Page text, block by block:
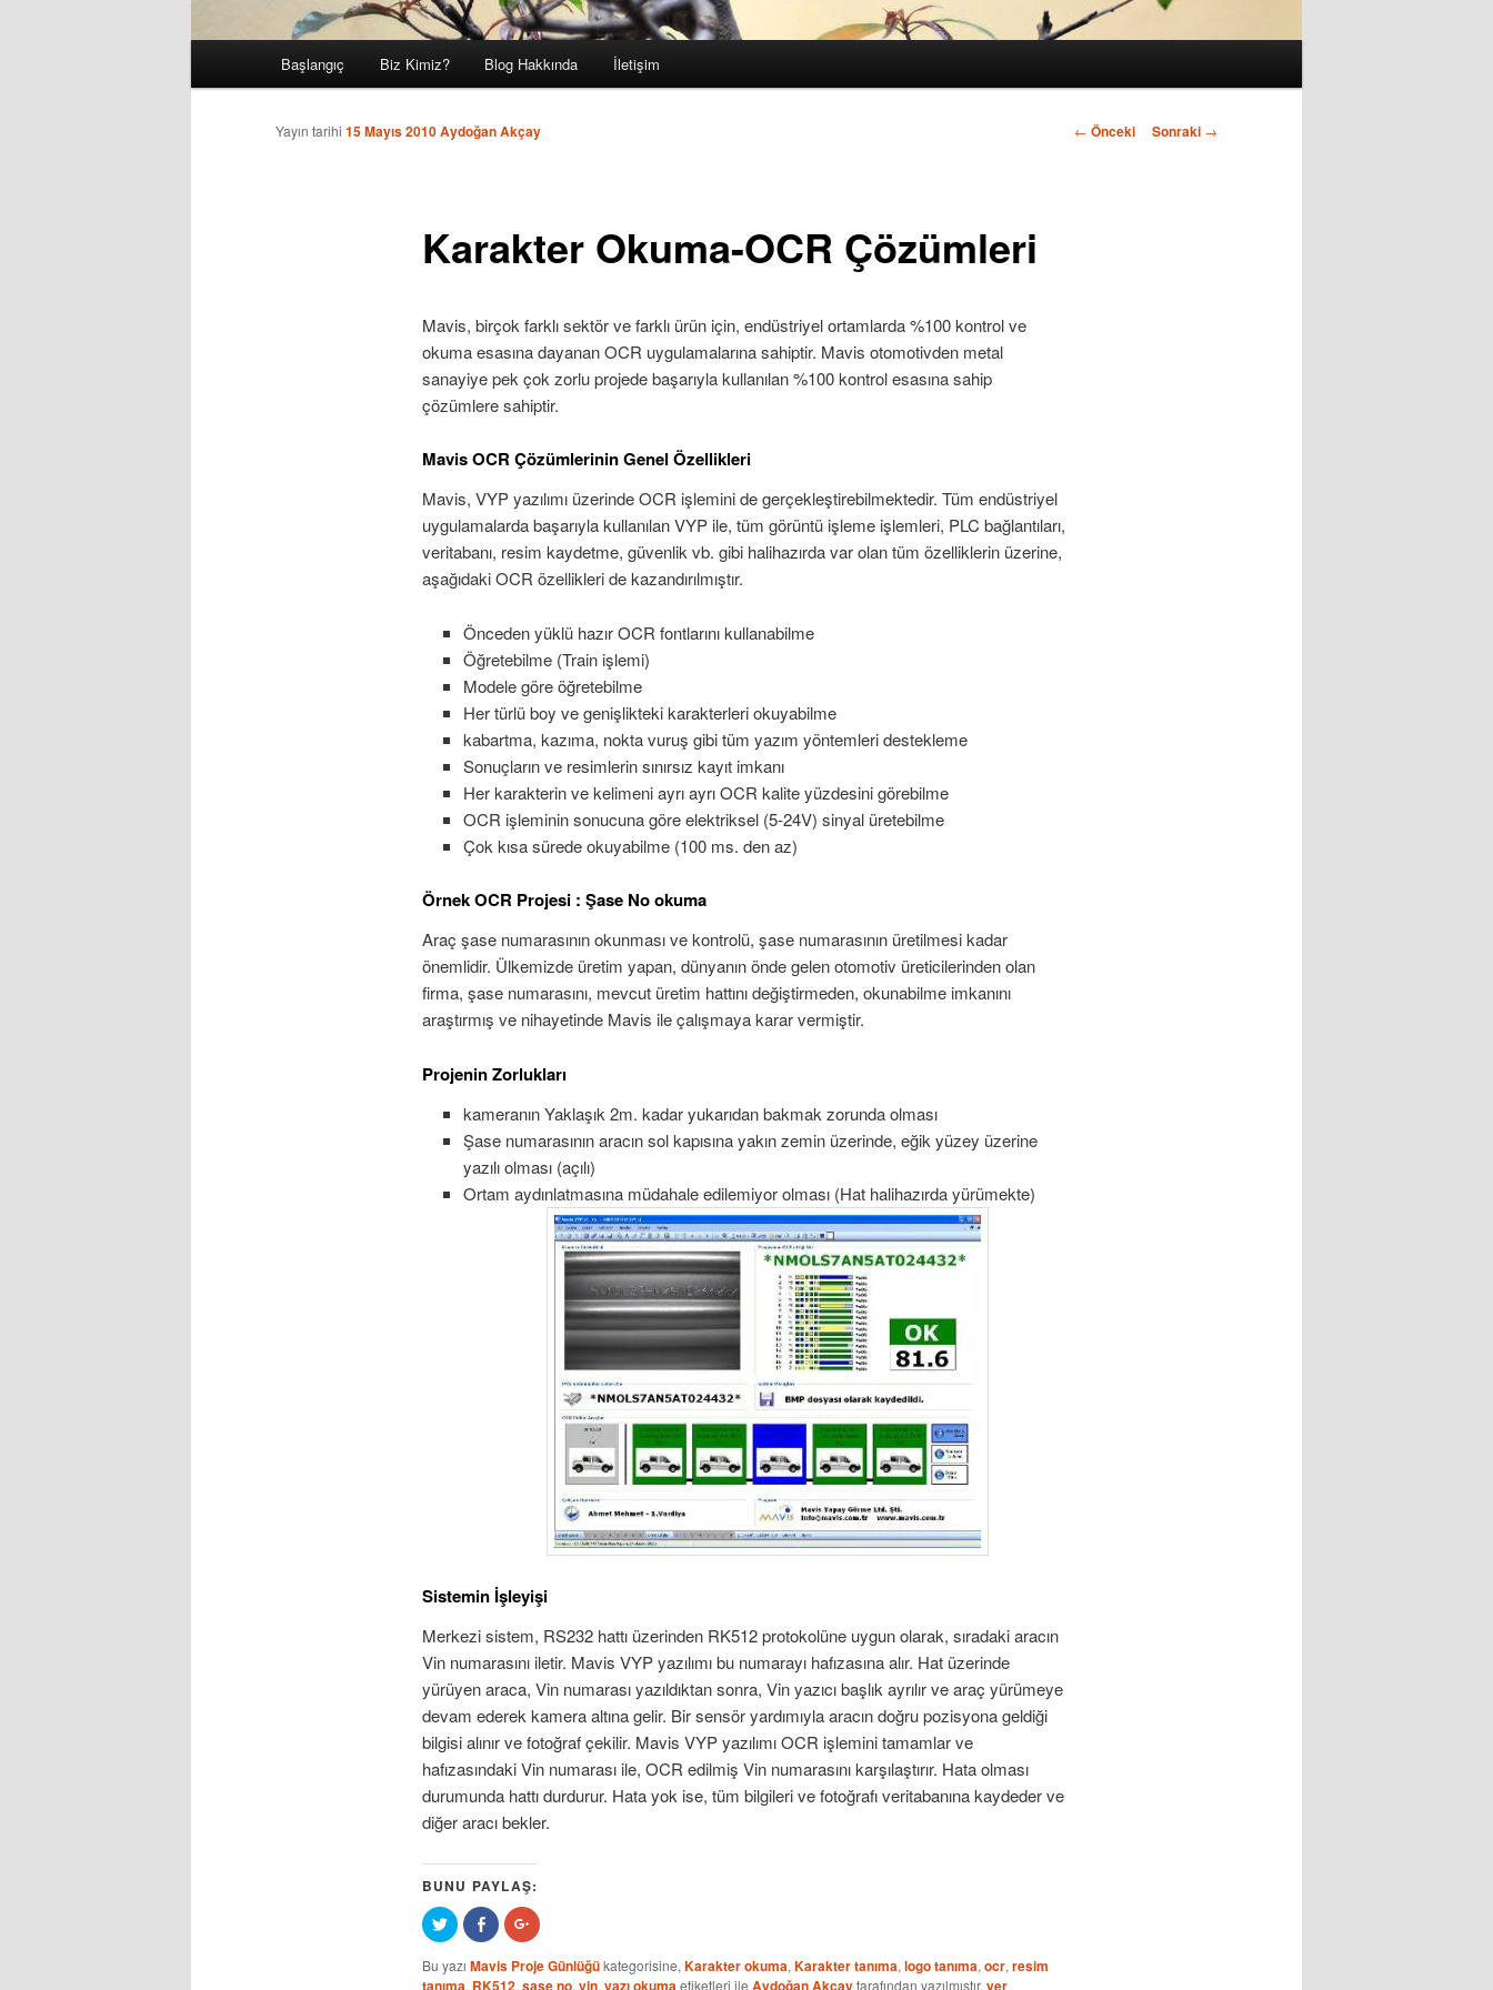
Birincil
içeriğe
Başlangıç Biz Kimiz? Blog Hakkında İletişim
← Önceki Sonraki →
Karakter Okuma-OCR Çözümleri
Yayın tarihi 15 Mayıs 2010Aydoğan Akçay
Mavis, birçok farklı sektör ve farklı ürün için, endüstriyel ortamlarda %100 kontrol ve
okuma esasına dayanan OCR uygulamalarına sahiptir. Mavis otomotivden metal
sanayiye pek çok zorlu projede başarıyla kullanılan %100 kontrol esasına sahip
çözümlere sahiptir.
Mavis OCR Çözümlerinin Genel Özellikleri
Mavis, VYP yazılımı üzerinde OCR işlemini de gerçekleştirebilmektedir. Tüm endüstriyel
uygulamalarda başarıyla kullanılan VYP ile, tüm görüntü işleme işlemleri, PLC bağlantıları,
veritabanı, resim kaydetme, güvenlik vb. gibi halihazırda var olan tüm özelliklerin üzerine,
aşağıdaki OCR özellikleri de kazandırılmıştır.
Önceden yüklü hazır OCR fontlarını kullanabilme
Öğretebilme (Train işlemi)
Modele göre öğretebilme
Her türlü boy ve genişlikteki karakterleri okuyabilme
kabartma, kazıma, nokta vuruş gibi tüm yazım yöntemleri destekleme
Sonuçların ve resimlerin sınırsız kayıt imkanı
Her karakterin ve kelimeni ayrı ayrı OCR kalite yüzdesini görebilme
OCR işleminin sonucuna göre elektriksel (5-24V) sinyal üretebilme
Çok kısa sürede okuyabilme (100 ms. den az)
Örnek OCR Projesi : Şase No okuma
Araç şase numarasının okunması ve kontrolü, şase numarasının üretilmesi kadar
önemlidir. Ülkemizde üretim yapan, dünyanın önde gelen otomotiv üreticilerinden olan
firma, şase numarasını, mevcut üretim hattını değiştirmeden, okunabilme imkanını
araştırmış ve nihayetinde Mavis ile çalışmaya karar vermiştir.
Projenin Zorlukları
kameranın Yaklaşık 2m. kadar yukarıdan bakmak zorunda olması
Şase numarasının aracın sol kapısına yakın zemin üzerinde, eğik yüzey üzerine
yazılı olması (açılı)
Ortam aydınlatmasına müdahale edilemiyor olması (Hat halihazırda yürümekte)
Sistemin İşleyişi
Merkezi sistem, RS232 hattı üzerinden RK512 protokolüne uygun olarak, sıradaki aracın
Vin numarasını iletir. Mavis VYP yazılımı bu numarayı hafızasına alır. Hat üzerinde
yürüyen araca, Vin numarası yazıldıktan sonra, Vin yazıcı başlık ayrılır ve araç yürümeye
devam ederek kamera altına gelir. Bir sensör yardımıyla aracın doğru pozisyona geldiği
bilgisi alınır ve fotoğraf çekilir. Mavis VYP yazılımı OCR işlemini tamamlar ve
hafızasındaki Vin numarası ile, OCR edilmiş Vin numarasını karşılaştırır. Hata olması
durumunda hattı durdurur. Hata yok ise, tüm bilgileri ve fotoğrafı veritabanına kaydeder ve
diğer aracı bekler.
BUNU PAYLAŞ:
Twitter
üzerinde
paylaşmak
için
tıklayın
Facebook
üzerinde
paylaş
(Yeni
pencerede
Google+
üzerinde
için
tıklayın
Bu yazı Mavis Proje Günlüğükategorisine, Karakter okuma, Karakter tanıma, logo tanıma, ocr, resim
tanıma, RK512, şase no, vin, yazı okumaetiketleri ile Aydoğan Akçaytarafından yazılmıştır. yer